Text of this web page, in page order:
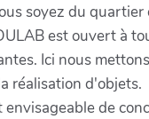
soyez du
est ouvert à
Ici nous
réalisation d'objets.
de